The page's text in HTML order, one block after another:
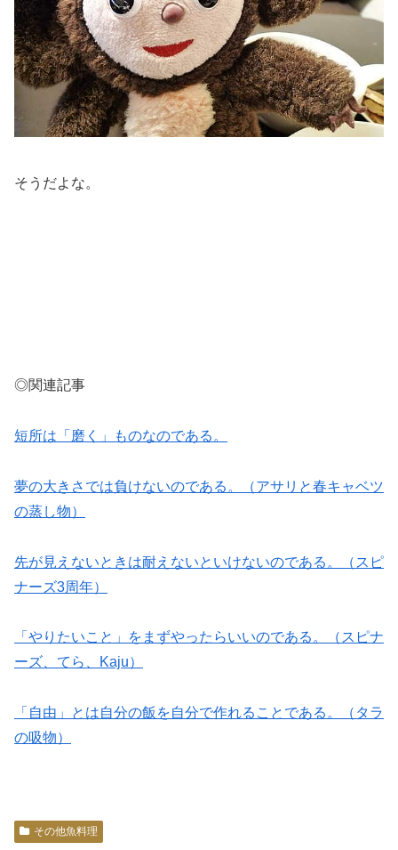
そうだよな。
◎関連記事
短所は「磨く」ものなのである。
夢の大きさでは負けないのである。（アサリと春キャベツ
の蒸し物）
先が見えないときは耐えないといけないのである。（スピ
ナーズ3周年）
「やりたいこと」をまずやったらいいのである。（スピナ
ーズ、てら、Kaju）
「自由」とは自分の飯を自分で作れることである。（タラ
の吸物）
その他魚料理